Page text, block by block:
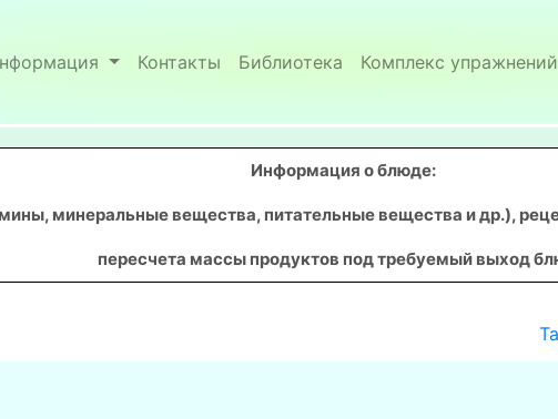
Контакты Библиотека Комплекс упражнений
Информация о блюде:
минеральные вещества, питательные вещества и др.),
пересчета массы продуктов под требуемый выход